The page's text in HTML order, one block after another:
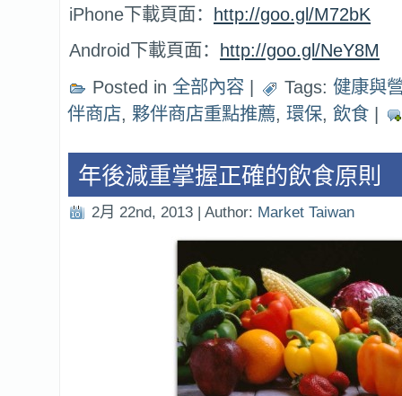
iPhone下載頁面：
http://goo.gl/M72bK
Android下載頁面：
http://goo.gl/NeY8M
Posted in 全部內容 Tags: 健康與
伴商店, 夥伴商店重點推薦, 環保, 飲食
年後減重掌握正確的飲食原則
2月 22nd, 2013 | Author: Market Taiwan